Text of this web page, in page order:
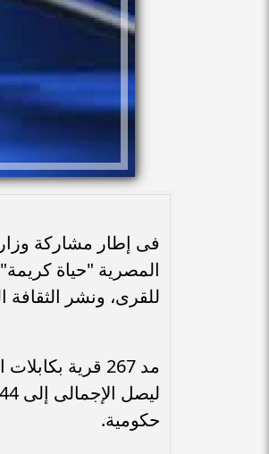
فى إطار مشاركة
المصرية "حياة
للقرى، ونشر
مد 267 قرية
حكومية.